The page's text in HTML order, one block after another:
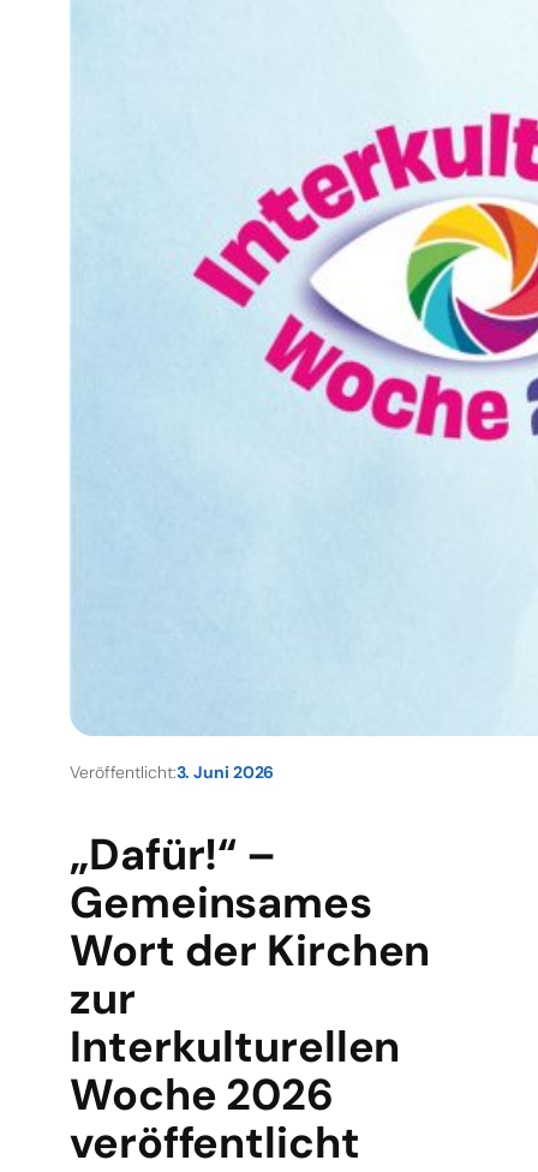
Veröffentlicht:3. Juni 2026
„Dafür!“ –
Gemeinsames
Wort der Kirchen
zur
Interkulturellen
Woche 2026
veröffentlicht